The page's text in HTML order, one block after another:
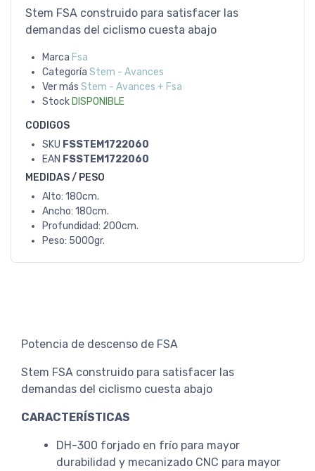
Stem FSA construido para satisfacer las
demandas del ciclismo cuesta abajo
Marca Fsa
Categoría Stem - Avances
Ver más Stem - Avances + Fsa
Stock DISPONIBLE
CODIGOS
SKU FSSTEM1722060
EAN FSSTEM1722060
MEDIDAS / PESO
Alto: 180cm.
Ancho: 180cm.
Profundidad: 200cm.
Peso: 5000gr.
Potencia de descenso de FSA
Stem FSA construido para satisfacer las
demandas del ciclismo cuesta abajo
CARACTERÍSTICAS
DH-300 forjado en frío para mayor
durabilidad y mecanizado CNC para mayor